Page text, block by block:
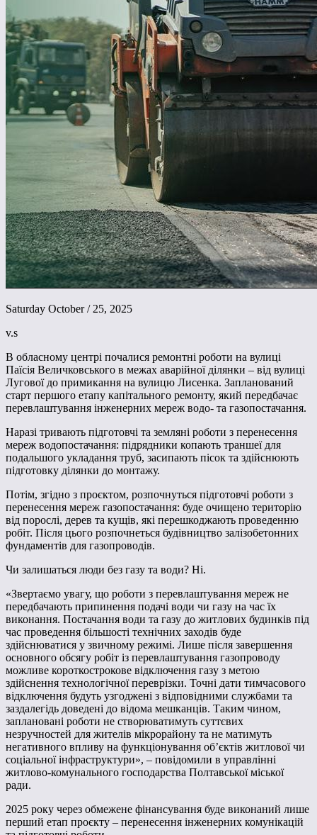
Saturday October / 25, 2025
v.s
В обласному центрі почалися ремонтні роботи на вулиці
Паїсія Величковського в межах аварійної ділянки – від вулиці
Лугової до примикання на вулицю Лисенка. Запланований
старт першого етапу капітального ремонту, який передбачає
перевлаштування інженерних мереж водо- та газопостачання.
Наразі тривають підготовчі та земляні роботи з перенесення
мереж водопостачання: підрядники копають траншеї для
подальшого укладання труб, засипають пісок та здійснюють
підготовку ділянки до монтажу.
Потім, згідно з проєктом, розпочнуться підготовчі роботи з
перенесення мереж газопостачання: буде очищено територію
від порослі, дерев та кущів, які перешкоджають проведенню
робіт. Після цього розпочнеться будівництво залізобетонних
фундаментів для газопроводів.
Чи залишаться люди без газу та води? Ні.
«Звертаємо увагу, що роботи з перевлаштування мереж не
передбачають припинення подачі води чи газу на час їх
виконання. Постачання води та газу до житлових будинків під
час проведення більшості технічних заходів буде
здійснюватися у звичному режимі. Лише після завершення
основного обсягу робіт із перевлаштування газопроводу
можливе короткострокове відключення газу з метою
здійснення технологічної переврізки. Точні дати тимчасового
відключення будуть узгоджені з відповідними службами та
заздалегідь доведені до відома мешканців. Таким чином,
заплановані роботи не створюватимуть суттєвих
незручностей для жителів мікрорайону та не матимуть
негативного впливу на функціонування об’єктів житлової чи
соціальної інфраструктури», – повідомили в управлінні
житлово-комунального господарства Полтавської міської
ради.
2025 року через обмежене фінансування буде виконаний лише
перший етап проєкту – перенесення інженерних комунікацій